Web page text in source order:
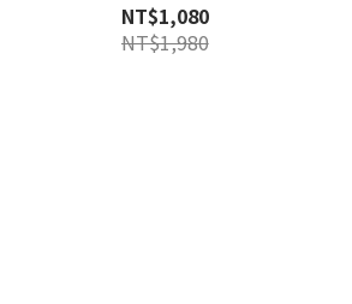
NT$1,080
NT$1,980